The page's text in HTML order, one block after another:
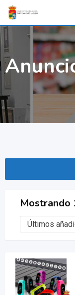
Skip
content
Mostrando